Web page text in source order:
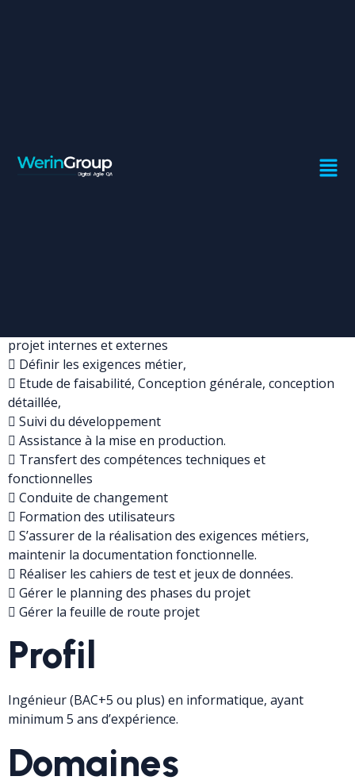
projet internes et externes
 Définir les exigences métier,
 Etude de faisabilité, Conception générale, conception
détaillée,
 Suivi du développement
 Assistance à la mise en production.
 Transfert des compétences techniques et
fonctionnelles
 Conduite de changement
 Formation des utilisateurs
 S’assurer de la réalisation des exigences métiers,
maintenir la documentation fonctionnelle.
 Réaliser les cahiers de test et jeux de données.
 Gérer le planning des phases du projet
 Gérer la feuille de route projet
Profil
Ingénieur (BAC+5 ou plus) en informatique, ayant
minimum 5 ans d’expérience.
Domaines